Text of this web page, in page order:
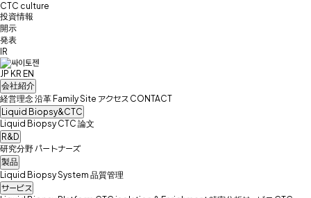
CTC culture
投資情報
開示
発表
IR
JP KR EN
会社紹介
経営理念沿革 Family Site アクセス CONTACT
Liquid Biopsy&CTC
Liquid Biopsy CTC 論文
R&D
研究分野パートナーズ
製品
Liquid Biopsy System 品質管理
サービス